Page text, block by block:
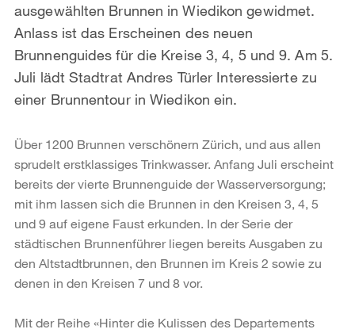
ausgewählten Brunnen in Wiedikon gewidmet.
Anlass ist das Erscheinen des neuen
Brunnenguides für die Kreise 3, 4, 5 und 9. Am 5.
Juli lädt Stadtrat Andres Türler Interessierte zu
einer Brunnentour in Wiedikon ein.
Über 1200 Brunnen verschönern Zürich, und aus allen
sprudelt erstklassiges Trinkwasser. Anfang Juli erscheint
bereits der vierte Brunnenguide der Wasserversorgung;
mit ihm lassen sich die Brunnen in den Kreisen 3, 4, 5
und 9 auf eigene Faust erkunden. In der Serie der
städtischen Brunnenführer liegen bereits Ausgaben zu
den Altstadtbrunnen, den Brunnen im Kreis 2 sowie zu
denen in den Kreisen 7 und 8 vor.
Mit der Reihe «Hinter die Kulissen des Departements